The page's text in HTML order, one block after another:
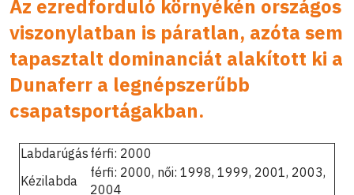
Az ezredforduló környékén országos
viszonylatban is páratlan, azóta sem
tapasztalt dominanciát alakított ki a
Dunaferr a legnépszerűbb
csapatsportágakban.
Labdarúgás férfi: 2000
Kézilabda
férfi: 2000, női: 1998, 1999, 2001, 2003,
2004